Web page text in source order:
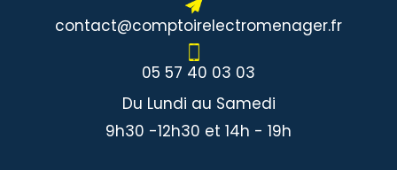
contact@comptoirelectromenager.fr
05 57 40 03 03
Du Lundi au Samedi
9h30 -12h30 et 14h - 19h